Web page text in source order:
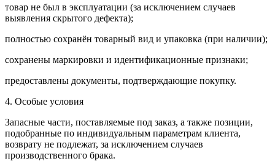
товар не был в эксплуатации (за исключением случаев
выявления скрытого дефекта);
полностью сохранён товарный вид и упаковка (при наличии);
сохранены маркировки и идентификационные признаки;
предоставлены документы, подтверждающие покупку.
4. Особые условия
Запасные части, поставляемые под заказ, а также позиции,
подобранные по индивидуальным параметрам клиента,
возврату не подлежат, за исключением случаев
производственного брака.